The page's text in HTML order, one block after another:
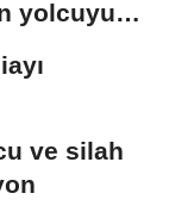
yolcuyu
ve silah